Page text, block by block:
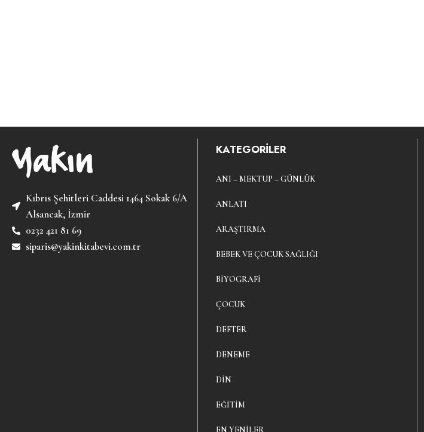
Kıbrıs Şehitleri Caddesi 1464 Sokak 6/A
Alsancak, İzmir
0232 421 81 69
siparis@yakinkitabevi.com.tr
KATEGORİLER
ANI – MEKTUP – GÜNLÜK
ANLATI
ARAŞTIRMA
BEBEK VE ÇOCUK SAĞLIĞI
BIYOGRAFI
ÇOCUK
DEFTER
DENEME
DIN
EĞITIM
EN YENILER